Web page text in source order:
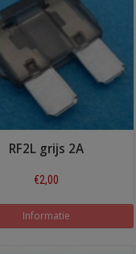
RF2L grijs 2A
€2,00
Informatie